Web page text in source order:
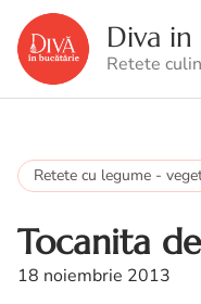
Diva
Retete
Retete cu legume -
Tocanita
18 noiembrie 2013